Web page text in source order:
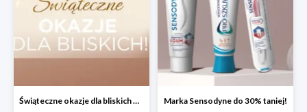
Świąteczne okazje dla bliskich w ezebra.pl do -50% Marka Sensodyne do 30% taniej!